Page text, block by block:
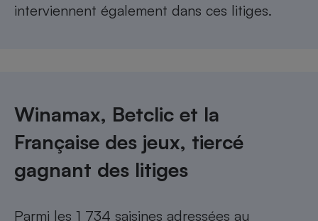
interviennent également dans ces litiges.
Winamax, Betclic et la
Française des jeux, tiercé
gagnant des litiges
Parmi les 1 734 saisines adressées au